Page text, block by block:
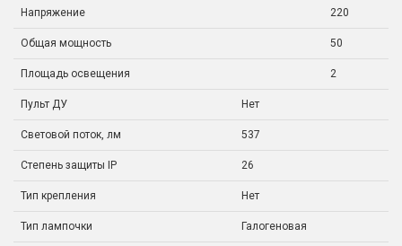
Напряжение 220
Общая мощность 50
Площадь освещения 2
Пульт ДУ Нет
Световой поток, лм 537
Степень защиты IP 26
Тип крепления Нет
Тип лампочки Галогеновая